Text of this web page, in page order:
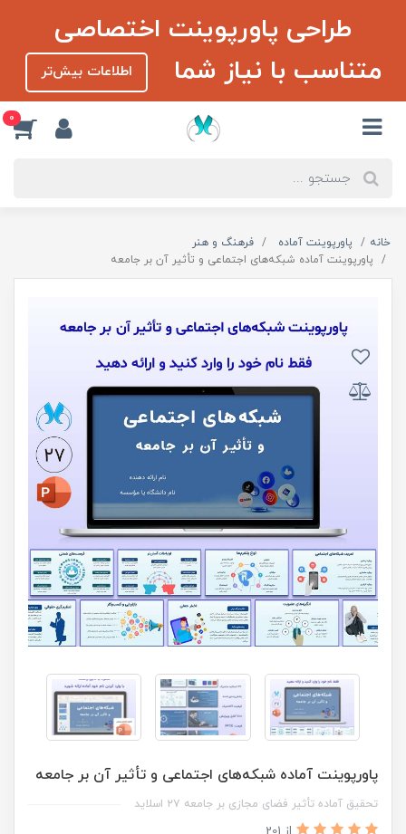
طراحی پاورپوینت اختصاصی
متناسب با نیاز شما
اطلاعات بیش‌تر
0
خانه پاورپوینت آماده
فرهنگ و هنر
پاورپوینت آماده شبکه‌های اجتماعی و تأثیر آن بر جامعه
پاورپوینت آماده شبکه‌های اجتماعی و تأثیر آن بر جامعه
تحقیق آماده تأثیر فضای مجازی بر جامعه ۲۷ اسلاید